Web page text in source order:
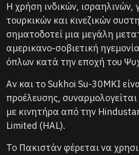
Η χρήση ινδικών, ισραηλινών,
τουρκικών και κινεζικών
σηματοδοτεί μια μεγάλη
αμερικανο-σοβιετική
όπλων κατά την εποχή του
Αν και το Sukhoi Su-30MKI
προέλευσης,
με κινητήρα από την
Limited (HAL).
Το Πακιστάν φέρεται να